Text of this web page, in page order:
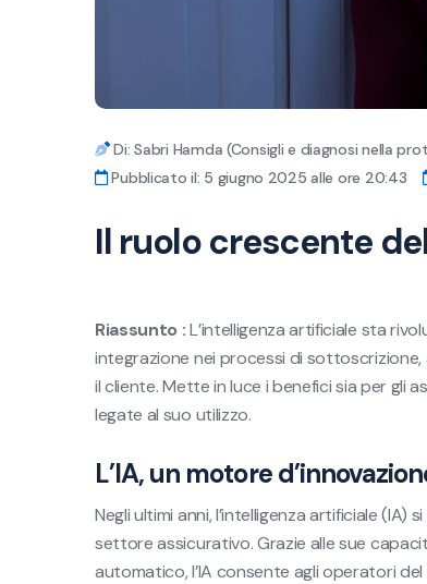
Di: Sabri Hamda (Consigli e diagnosi nella
Pubblicato il: 5 giugno 2025 alle ore 20:43
Il ruolo crescente
Riassunto :L’intelligenza artificiale sta
integrazione nei processi di sottoscrizione,
il cliente. Mette in luce i benefici sia per gli
legate al suo utilizzo.
L’IA, un motore
Negli ultimi anni, l’intelligenza artificiale
settore assicurativo. Grazie alle sue
automatico, l’IA consente agli operatori